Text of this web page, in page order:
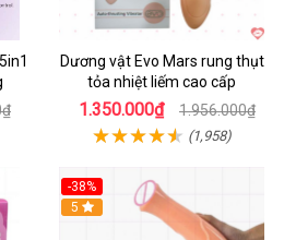
Dương vật Evo Mars rung thụt
tỏa nhiệt liếm cao cấp
1.350.000₫ 1.956.000₫
(1,958)
-38%
Hot
5